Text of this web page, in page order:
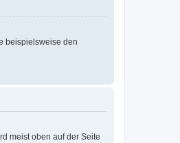
beispielsweise den
meist oben auf der Seite